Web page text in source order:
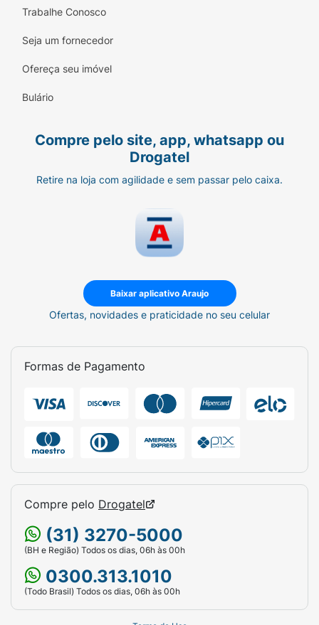
Trabalhe Conosco
Seja um fornecedor
Ofereça seu imóvel
Bulário
Compre pelo site, app, whatsapp ou
Drogatel
Retire na loja com agilidade e sem passar pelo caixa.
Baixar aplicativo Araujo
Ofertas, novidades e praticidade no seu celular
Formas de Pagamento
Compre pelo Drogatel
(31) 3270-5000
(BH e Região) Todos os dias, 06h às 00h
0300.313.1010
(Todo Brasil) Todos os dias, 06h às 00h